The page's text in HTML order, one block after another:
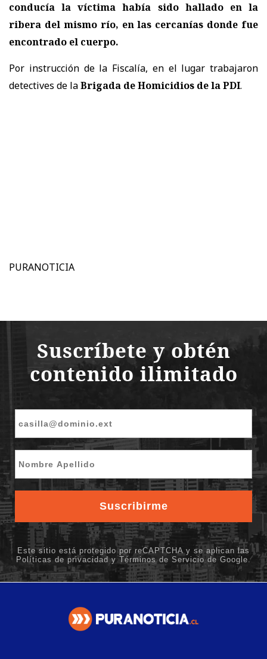
conducía la víctima había sido hallado en la
ribera del mismo río, en las cercanías donde fue
encontrado el cuerpo.
Por instrucción de la Fiscalía, en el lugar trabajaron
detectives de laBrigada de Homicidios de la PDI.
PURANOTICIA